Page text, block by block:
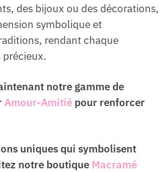
des bijoux ou des décorations,
symbolique et
rendant chaque
notre gamme de
Amour-Amitié pour renforcer
uniques qui symbolisent
notre boutique Macramé